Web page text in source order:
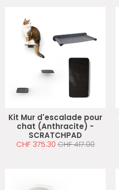
Kit Mur d'escalade pour
chat (Anthracite) -
SCRATCHPAD
CHF 375.30 CHF 417.00